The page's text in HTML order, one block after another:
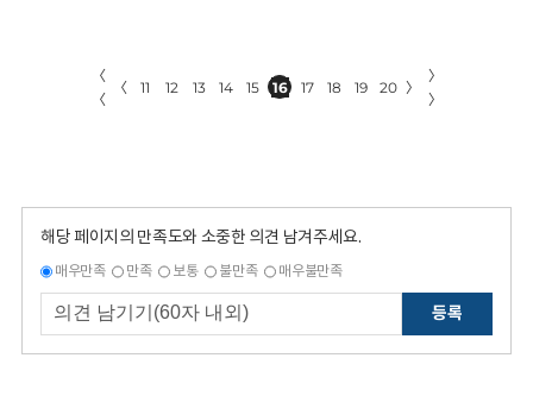
〈
〈
〈 11 12 13 14 15 16 17 18 19 20 〉
〉
〉
해당 페이지의 만족도와 소중한 의견 남겨주세요.
매우만족 만족 보통 불만족 매우불만족
등록